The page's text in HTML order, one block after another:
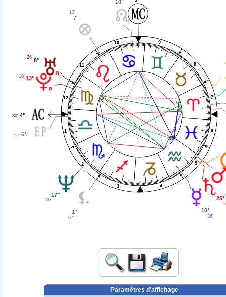
1
2
3 4
5
6
7
8
9
10
11
12
7°
10'
8°
26'
13°
18'
4°
30'
6°
12'
17°
50'
1°
07'
10°
36'
25°
Paramètres d'affichage